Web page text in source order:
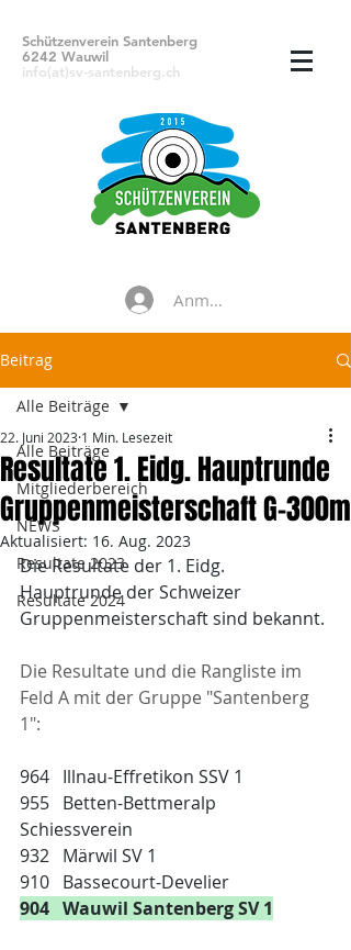
Schützenverein Santenberg
6242 Wauwil
info(at)sv-santenberg.ch
Anmelden
Beitrag
Alle Beiträge
Mitgliederbereich
NEWS
Resultate 2023
Resultate 2024
Alle Beiträge
Resultate 1. Eidg. Hauptrunde
Gruppenmeisterschaft G-300m
22. Juni 2023 1 Min. Lesezeit
Aktualisiert: 16. Aug. 2023
Die Resultate der 1. Eidg.
Hauptrunde der Schweizer
Gruppenmeisterschaft sind bekannt.
Die Resultate und die Rangliste im
Feld A mit der Gruppe "Santenberg
1":
964   Illnau-Effretikon SSV 1
955   Betten-Bettmeralp
Schiessverein
932   Märwil SV 1
910   Bassecourt-Develier
904   Wauwil Santenberg SV 1